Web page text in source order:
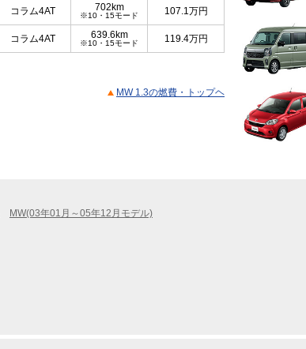
コラム4AT 702km
※10・15モード 107.1万円
コラム4AT 639.6km
※10・15モード 119.4万円
MW 1.3の燃費・トップヘ
MW(03年01月～05年12月モデル)